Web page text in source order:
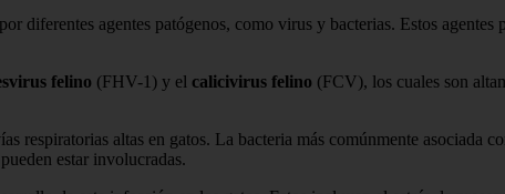
diferentes agentes patógenos, como virus y bacterias. Estos
felino (FHV-1) y el calicivirus felino (FCV), los cuales son
respiratorias altas en gatos. La bacteria más comúnmente asociada
estar involucradas.